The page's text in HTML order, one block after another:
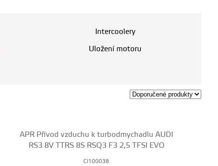
Intercoolery
Uložení motoru
APR Přívod vzduchu k turbodmychadlu AUDI
RS3 8V TTRS 8S RSQ3 F3 2,5 TFSI EVO
CI100038